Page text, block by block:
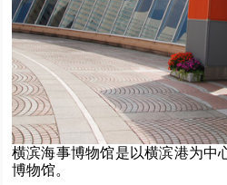
横滨海事博物馆是以横滨港为中
博物馆。